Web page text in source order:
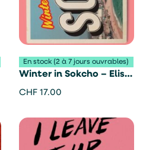
En stock (2 à 7 jours ouvrables)
Winter in Sokcho – Elisa
Shua Dusapin
CHF 17.00